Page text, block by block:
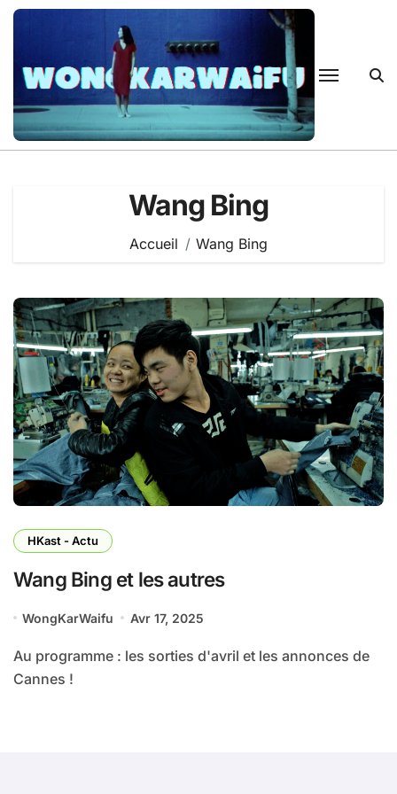
Passer
Wang Bing
Accueil Wang Bing
HKast - Actu
Wang Bing et les autres
WongKarWaifu Avr 17, 2025
Au programme : les sorties d'avril et les annonces de
Cannes !